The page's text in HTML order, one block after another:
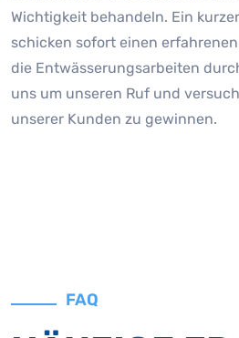
Wichtigkeit behandeln. Ein
schicken sofort einen
die Entwässerungsarbeiten
uns um unseren Ruf und
unserer Kunden zu gewinnen.
FAQ